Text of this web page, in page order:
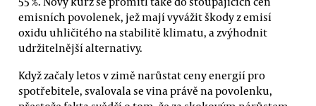
emisních povolenek, jež mají vyvážit škody z emisí
oxidu uhličitého na stabilitě klimatu, a zvýhodnit
udržitelnější alternativy.
Když začaly letos v zimě narůstat ceny energií pro
spotřebitele, svalovala se vina právě na povolenku,